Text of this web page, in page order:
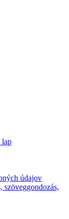
lap
údajov
szöveggondozás,